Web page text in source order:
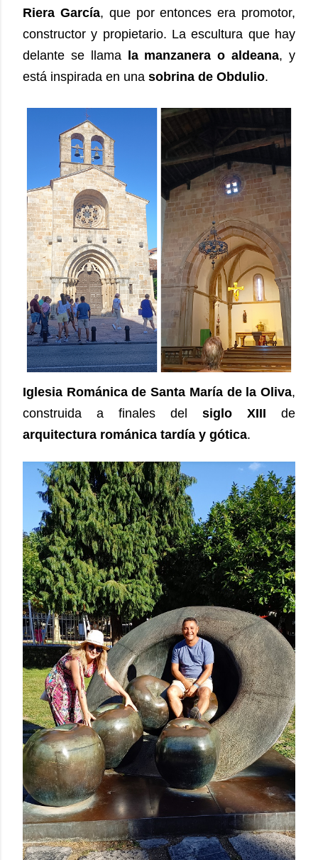
Riera García, que por entonces era promotor,
constructor y propietario. La escultura que hay
delante se llama
la manzanera o aldeana, y
está inspirada en una sobrina de Obdulio.
Iglesia Románica de Santa María de la Oliva,
construida a finales del siglo XIII de
arquitectura románica tardía y gótica.